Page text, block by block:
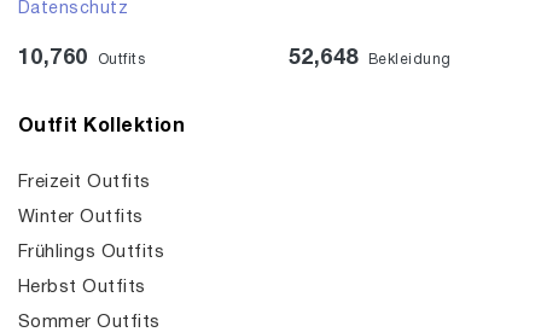
Datenschutz
10,760 Outfits 52,648 Bekleidung
Outfit Kollektion
Freizeit Outfits
Winter Outfits
Frühlings Outfits
Herbst Outfits
Sommer Outfits